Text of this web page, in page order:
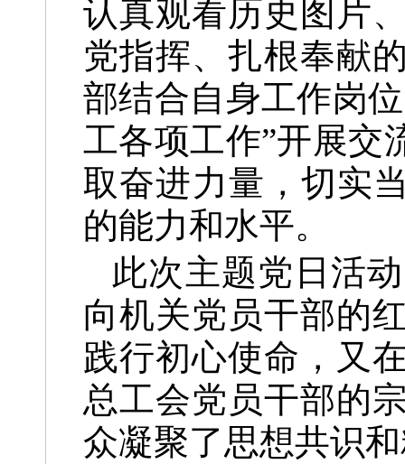
认真观看历史图片
党指挥、扎根奉献
部结合自身工作岗
工各项工作”开展交
取奋进力量，切实
的能力和水平。
此次主题党日活
向机关党员干部的
践行初心使命，又
总工会党员干部的
众凝聚了思想共识